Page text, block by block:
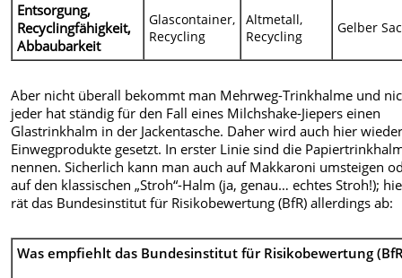
Entsorgung,
Recyclingfähigkeit,
Abbaubarkeit
Glascontainer,
Recycling
Altmetall,
Recycling
Gelber
Aber nicht überall bekommt man Mehrweg-Trinkhalme und
jeder hat ständig für den Fall eines Milchshake-Jiepers einen
Glastrinkhalm in der Jackentasche. Daher wird auch hier
Einwegprodukte gesetzt. In erster Linie sind die
nennen. Sicherlich kann man auch auf Makkaroni umsteigen
auf den klassischen „Stroh“-Halm (ja, genau… echtes Stroh!);
rät das Bundesinstitut für Risikobewertung (BfR) allerdings ab:
Was empfiehlt das Bundesinstitut für Risikobewertung